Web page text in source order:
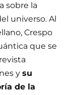
sobre la
universo. Al
Crespo
que se
y su
de la